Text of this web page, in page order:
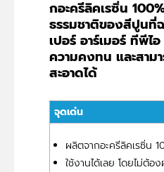
กอะครีลิคเรซิ่น
ธรรมชาติของสีปูนที่
เปอร์ อาร์เมอร์ ทีพี
ความคงทน และสาม
สะอาดได้
จุดเด่น
ผลิตจากอะครีลิคเรซิ่น
ใช้งานได้เลย โดยไม่ต้อ